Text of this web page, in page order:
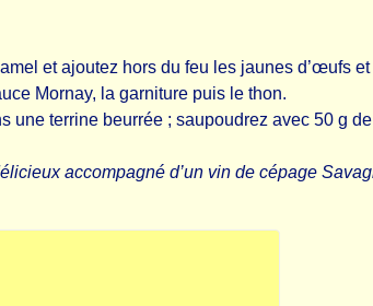
et ajoutez hors du feu les jaunes d’œufs
Mornay, la garniture puis le thon.
une terrine beurrée ; saupoudrez avec 50 g
accompagné d’un vin de cépage